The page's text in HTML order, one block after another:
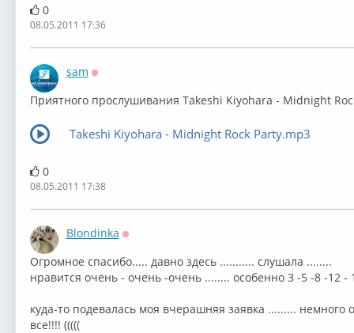
0
08.05.2011 17:36
sam
Приятного прослушивания Takeshi Kiyohara - Midnight
Takeshi Kiyohara - Midnight Rock Party.mp3
0
08.05.2011 17:38
Blondinka
Огромное спасибо..... давно здесь ........... слушала ........
нравится очень - очень -очень ........ особенно 3 -5 -8 -12 -
куда-то подевалась моя вчерашняя заявка ......... немного
все!!!! (((((